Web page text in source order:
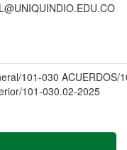
101-030 ACUERDOS/
101-030.02-2025